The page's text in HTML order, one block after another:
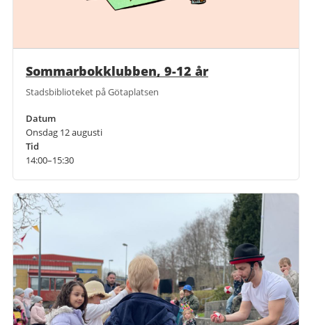
Sommarbokklubben, 9-12 år
Stadsbiblioteket på Götaplatsen
Datum
Onsdag 12 augusti
Tid
14:00–15:30